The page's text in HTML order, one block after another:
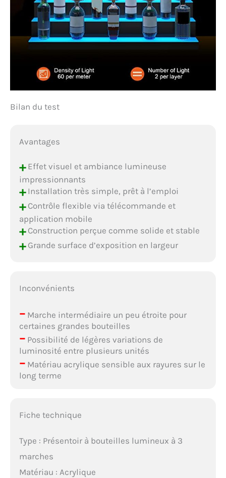
Bilan du test
Avantages
+Effet visuel et ambiance lumineuse
impressionnants
+Installation très simple, prêt à l’emploi
+Contrôle flexible via télécommande et
application mobile
+Construction perçue comme solide et stable
+Grande surface d’exposition en largeur
Inconvénients
–Marche intermédiaire un peu étroite pour
certaines grandes bouteilles
–Possibilité de légères variations de
luminosité entre plusieurs unités
–Matériau acrylique sensible aux rayures sur le
long terme
Fiche technique
Type : Présentoir à bouteilles lumineux à 3
marches
Matériau : Acrylique